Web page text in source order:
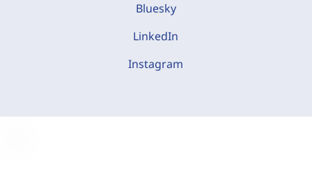
Bluesky
LinkedIn
Instagram